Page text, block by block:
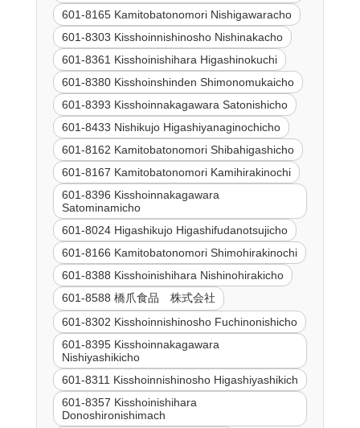
601-8165 Kamitobatonomori Nishigawaracho
601-8303 Kisshoinnishinosho Nishinakacho
601-8361 Kisshoinishihara Higashinokuchi
601-8380 Kisshoinshinden Shimonomukaicho
601-8393 Kisshoinnakagawara Satonishicho
601-8433 Nishikujo Higashiyanaginochicho
601-8162 Kamitobatonomori Shibahigashicho
601-8167 Kamitobatonomori Kamihirakinochi
601-8396 Kisshoinnakagawara
Satominamicho
601-8024 Higashikujo Higashifudanotsujicho
601-8166 Kamitobatonomori Shimohirakinochi
601-8388 Kisshoinishihara Nishinohirakicho
601-8588 橋爪食品 株式会社
601-8302 Kisshoinnishinosho Fuchinonishicho
601-8395 Kisshoinnakagawara
Nishiyashikicho
601-8311 Kisshoinnishinosho Higashiyashikich
601-8357 Kisshoinishihara
Donoshironishimach